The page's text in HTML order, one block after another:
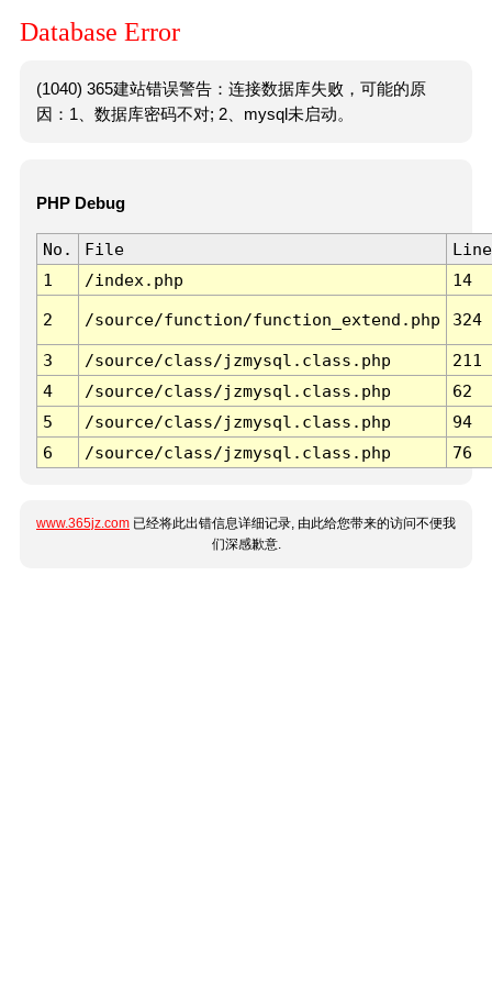
Database Error
(1040) 365建站错误警告：连接数据库失败，可能的原
因：1、数据库密码不对; 2、mysql未启动。
PHP Debug
No. File
Line
1
/index.php 14
2 /source/function/function_extend.php 324
3 /source/class/jzmysql.class.php
211
4
/source/class/jzmysql.class.php
62
5
/source/class/jzmysql.class.php
94
6
/source/class/jzmysql.class.php 76
www.365jz.com 已经将此出错信息详细记录, 由此给您带来的访问不便我
们深感歉意.